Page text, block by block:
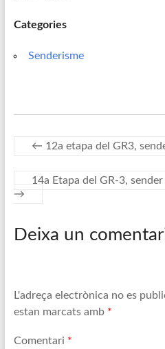
Categories
Senderisme
← 12a etapa del GR3,
14a Etapa del GR-3,
→
Deixa un
L'adreça electrònica no es
estan marcats amb *
Comentari *